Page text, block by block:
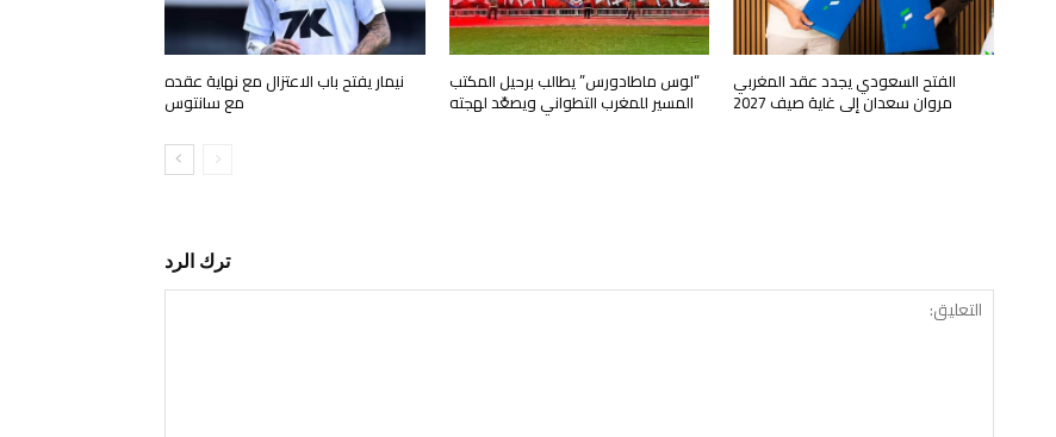
الفتح السعودي يجدد عقد المغربي
مروان سعدان إلى غاية صيف 2027
“لوس ماطادورس” يطالب برحيل المكتب
المسير للمغرب التطواني ويصعّد لهجته
نيمار يفتح باب الاعتزال مع نهاية عقده
مع سانتوس
ترك الرد